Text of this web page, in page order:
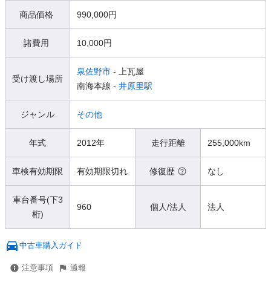
商品価格 990,000円
諸費用 10,000円
受け渡し場所
泉佐野市 - 上瓦屋
南海本線 - 井原里駅
ジャンル その他
年式 2012年 走行距離 255,000km
車検有効期限 有効期限切れ 修復歴 なし
車台番号(下3
桁)
960 個人/法人 法人
中古車購入ガイド
注意事項 通報